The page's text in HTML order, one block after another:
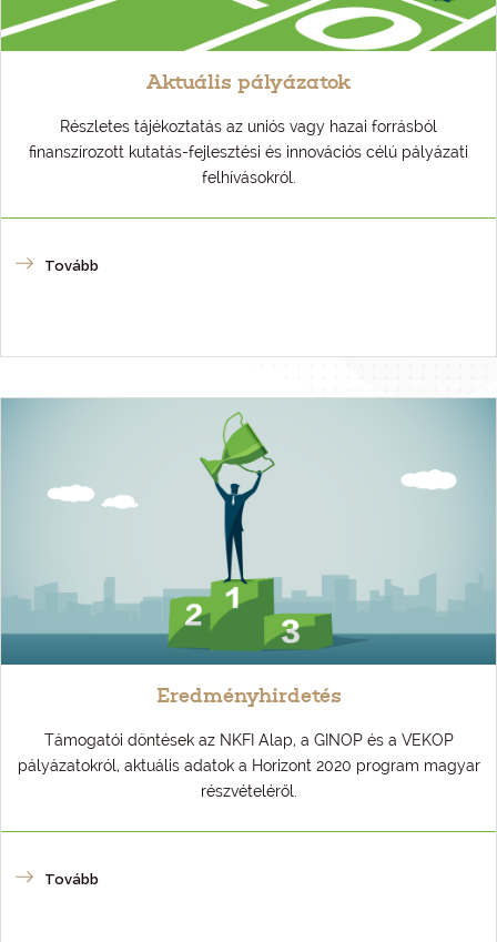
Aktuális pályázatok
Részletes tájékoztatás az uniós vagy hazai forrásból
finanszírozott kutatás-fejlesztési és innovációs célú pályázati
felhívásokról.
Tovább
Eredményhirdetés
Támogatói döntések az NKFI Alap, a GINOP és a VEKOP
pályázatokról, aktuális adatok a Horizont 2020 program magyar
részvételéről.
Tovább